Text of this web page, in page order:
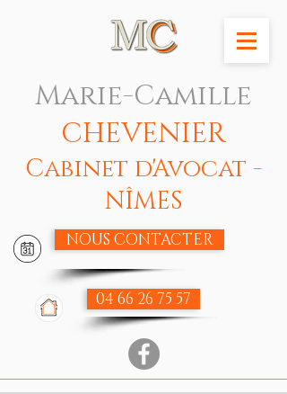
Marie-Camille
CHEVENIER
Cabinet d'Avocat -
NÎMES
04 66 26 75 57
NOUS CONTACTER